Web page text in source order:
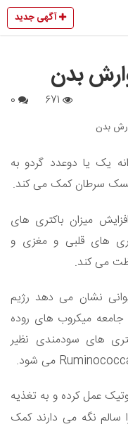
آگهی جدید
بدن
یک یا دوعدد گردو به
سرطان کمک می کند.
میزان باکتری های
های قلبی و مغزی و
می کند.
نشان می دهد رژیم
میکروب های روده
های سودمندی نظیر
عمل کرده و به تغذیه
سالم نگه می دارند کمک